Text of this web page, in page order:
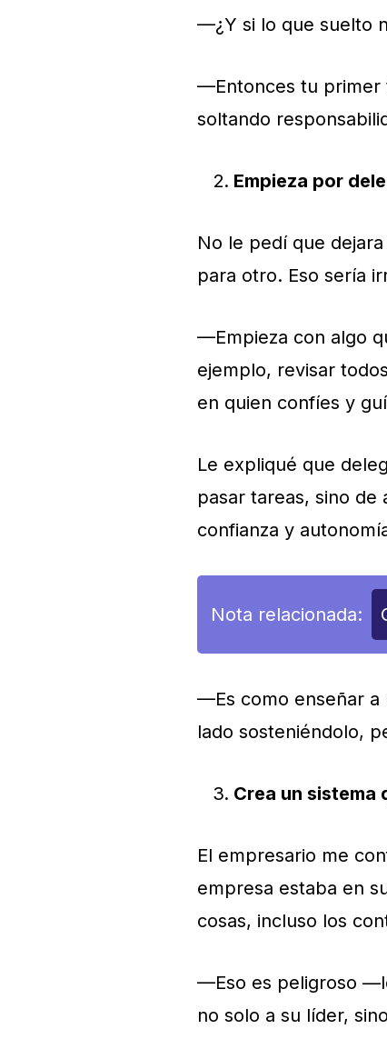
—¿Y si lo que suelto
—Entonces tu primer
soltando
Empieza por
No le pedí que
para otro. Eso sería
—Empieza con algo
ejemplo, revisar
en quien confíes y
Le expliqué que
pasar tareas, sino
confianza y
Nota relacionada:
—Es como enseñar a
lado sosteniéndolo,
Crea un sistema
El empresario me
empresa estaba en
cosas, incluso los
—Eso es peligroso
no solo a su líder,